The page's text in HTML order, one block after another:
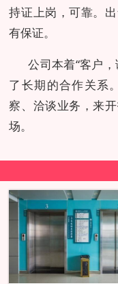
持证上岗，可靠。
有保证。
公司本着“客户
了长期的合作关系
察、洽谈业务，来
场。